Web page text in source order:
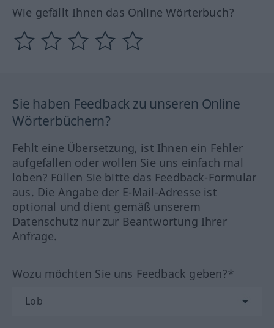
Wie gefällt Ihnen das Online Wörterbuch?
Sie haben Feedback zu unseren Online
Wörterbüchern?
Fehlt eine Übersetzung, ist Ihnen ein Fehler
aufgefallen oder wollen Sie uns einfach mal
loben? Füllen Sie bitte das Feedback-Formular
aus. Die Angabe der E-Mail-Adresse ist
optional und dient gemäß unserem
Datenschutz nur zur Beantwortung Ihrer
Anfrage.
Wozu möchten Sie uns Feedback geben?*